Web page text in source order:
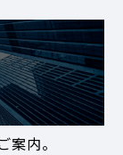
内。